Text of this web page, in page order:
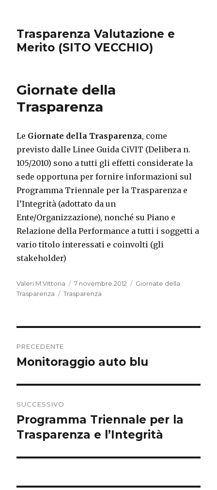
Trasparenza Valutazione e
Merito (SITO VECCHIO)
Giornate della
Trasparenza
Le Giornate della Trasparenza, come
previsto dalle Linee Guida CiVIT (Delibera n.
105/2010) sono a tutti gli effetti considerate la
sede opportuna per fornire informazioni sul
Programma Triennale per la Trasparenza e
l’Integrità (adottato da un
Ente/Organizzazione), nonché su Piano e
Relazione della Performance a tutti i soggetti a
vario titolo interessati e coinvolti (gli
stakeholder)
Autore
Valeri M.Vittoria
Pubblicato
il
7 novembre 2012 Categorie
Giornate della
Trasparenza
Tag
Trasparenza
articoli
PRECEDENTE
Articolo
Monitoraggio auto blu
SUCCESSIVO
Articolo
successivo:
Programma Triennale per la
Trasparenza e l’Integrità